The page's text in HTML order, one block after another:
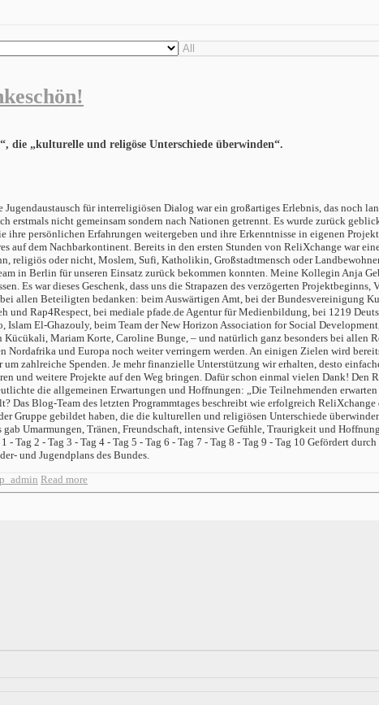
die „kulturelle und religöse Unterschiede überwinden“.
für interreligiösen Dialog war ein großartiges Erlebnis, das noch
erstmals nicht gemeinsam sondern nach Nationen getrennt. Es wurde zurück
ihre persönlichen Erfahrungen weitergeben und ihre Erkenntnisse in eigenen
auf dem Nachbarkontinent. Bereits in den ersten Stunden von ReliXchange war
religiös oder nicht, Moslem, Sufi, Katholikin, Großstadtmensch oder
in Berlin für unseren Einsatz zurück bekommen konnten. Meine Kollegin Anja
Es war dieses Geschenk, dass uns die Strapazen des verzögerten
allen Beteiligten bedanken: beim Auswärtigen Amt, bei der Bundesvereinigung
und Rap4Respect, bei mediale pfade.de Agentur für Medienbildung, bei 1219
El-Ghazouly, beim Team der New Horizon Association for Social
Mariam Korte, Caroline Bunge, – und natürlich ganz besonders bei
Nordafrika und Europa noch weiter verringern werden. An einigen Zielen wird
zahlreiche Spenden. Je mehr finanzielle Unterstützung wir erhalten, desto
und weitere Projekte auf den Weg bringen. Dafür schon einmal vielen Dank!
die allgemeinen Erwartungen und Hoffnungen: „Die Teilnehmenden
Das Blog-Team des letzten Programmtages beschreibt wie erfolgreich
Gruppe gebildet haben, die die kulturellen und religiösen Unterschiede
gab Umarmungen, Tränen, Freundschaft, intensive Gefühle, Traurigkeit und
Tag 2 - Tag 3 - Tag 4 - Tag 5 - Tag 6 - Tag 7 - Tag 8 - Tag 9 - Tag 10 Gefördert
und Jugendplans des Bundes.
Read more